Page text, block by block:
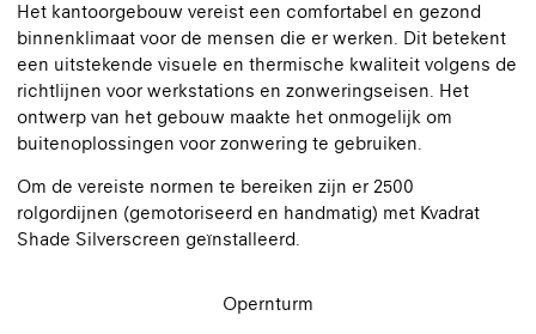
Opernturm
Het kantoorgebouw vereist een comfortabel en gezond
binnenklimaat voor de mensen die er werken. Dit betekent
een uitstekende visuele en thermische kwaliteit volgens de
richtlijnen voor werkstations en zonweringseisen. Het
ontwerp van het gebouw maakte het onmogelijk om
buitenoplossingen voor zonwering te gebruiken.
Om de vereiste normen te bereiken zijn er 2500
rolgordijnen (gemotoriseerd en handmatig) met Kvadrat
Shade Silverscreen geïnstalleerd.